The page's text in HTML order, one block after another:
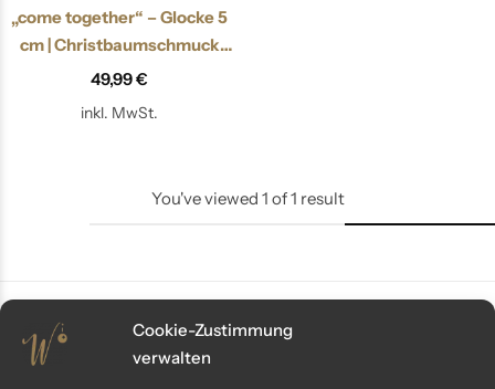
Cookie-Zustimmung
verwalten
„come together“ – Glocke 5
cm | Christbaumschmuck
champagner matt
49,99€
inkl. MwSt.
You've viewed 1 of1 result
Kundenservice